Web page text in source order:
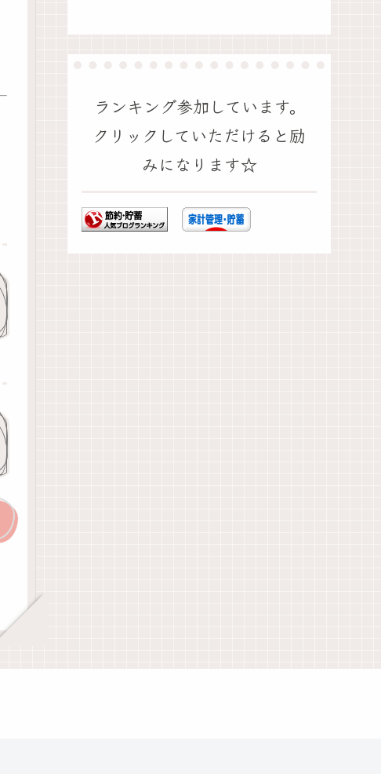
ランキング参加しています。
クリックしていただけると励
みになります☆